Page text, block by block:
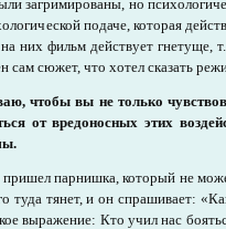
загримированы, но
подаче, которая
них фильм действует гнетуще,
сам сюжет, что хотел сказать
чтобы вы не только
от вредоносных этих
парнишка, который не
туда тянет, и он спрашивает:
выражение: Кто учил нас